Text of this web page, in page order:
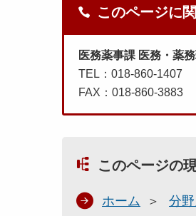
このページに
医務薬事課 医務・薬
TEL：018-860-1407
FAX：018-860-3883
このページの
ホーム 分